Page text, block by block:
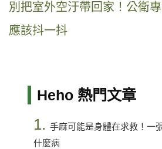
別把室外空汙帶回家！公衛
應該抖一抖
Heho 熱門文章
1. 手麻可能是身體在求救！一
什麼病